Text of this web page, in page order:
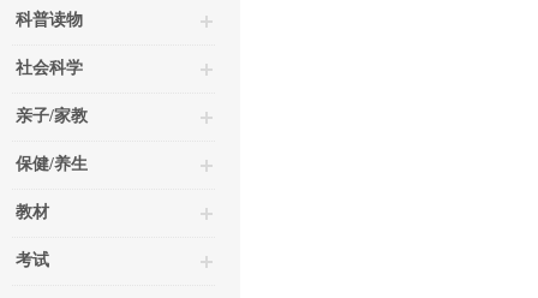
科普读物
社会科学
亲子/家教
保健/养生
教材
考试